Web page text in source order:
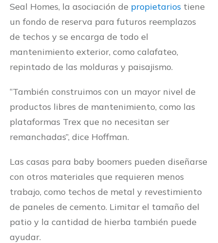
Seal Homes, la asociación de propietarios tiene
un fondo de reserva para futuros reemplazos
de techos y se encarga de todo el
mantenimiento exterior, como calafateo,
repintado de las molduras y paisajismo.
“También construimos con un mayor nivel de
productos libres de mantenimiento, como las
plataformas Trex que no necesitan ser
remanchadas”, dice Hoffman.
Las casas para baby boomers pueden diseñarse
con otros materiales que requieren menos
trabajo, como techos de metal y revestimiento
de paneles de cemento. Limitar el tamaño del
patio y la cantidad de hierba también puede
ayudar.